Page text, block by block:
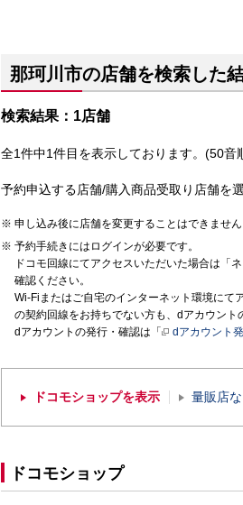
那珂川市の店舗を検索した
検索結果：1店舗
全1件中1件目を表示しております。(50音
予約申込する店舗/購入商品受取り店舗を
申し込み後に店舗を変更することはできません
予約手続きにはログインが必要です。
ドコモ回線にてアクセスいただいた場合は「
確認ください。
Wi-Fiまたはご自宅のインターネット環境にて
の契約回線をお持ちでない方も、dアカウント
dアカウントの発行・確認は「
dアカウント
ドコモショップを表示 量販店
ドコモショップ